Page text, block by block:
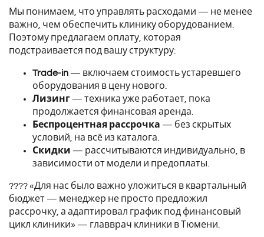
Мы понимаем, что управлять расходами — не менее
важно, чем обеспечить клинику оборудованием.
Поэтому предлагаем оплату, которая
подстраивается под вашу структуру:
Trade-in— включаем стоимость устаревшего
оборудования в цену нового.
Лизинг— техника уже работает, пока
продолжается финансовая аренда.
Беспроцентная рассрочка — без скрытых
условий, на всё из каталога.
Скидки — рассчитываются индивидуально, в
зависимости от модели и предоплаты.
???? «Для нас было важно уложиться в квартальный
бюджет — менеджер не просто предложил
рассрочку, а адаптировал график под финансовый
цикл клиники» — главврач клиники в Тюмени.